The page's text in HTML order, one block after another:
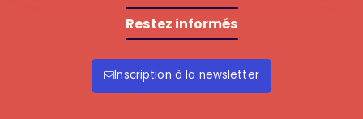
Restez informés
Inscription à la newsletter